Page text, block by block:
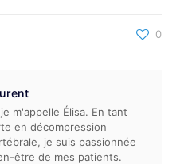
0
m'appelle Élisa. En tant
en décompression
je suis passionnée
être de mes patients.